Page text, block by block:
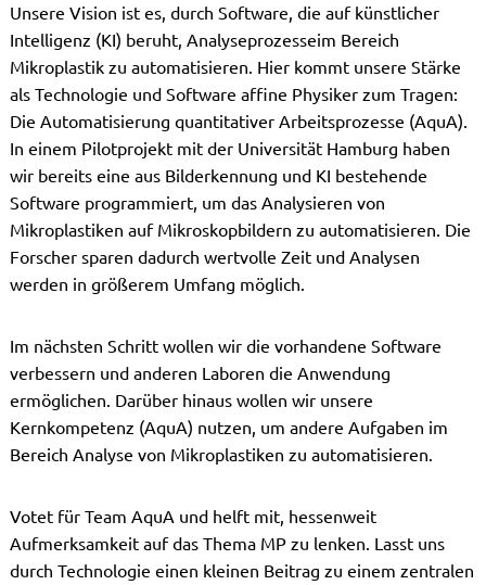
Unsere Vision ist es, durch Software, die auf künstlicher
Intelligenz (KI) beruht, Analyseprozesseim Bereich
Mikroplastik zu automatisieren. Hier kommt unsere Stärke
als Technologie und Software affine Physiker zum Tragen:
Die Automatisierung quantitativer Arbeitsprozesse (AquA).
In einem Pilotprojekt mit der Universität Hamburg haben
wir bereits eine aus Bilderkennung und KI bestehende
Software programmiert, um das Analysieren von
Mikroplastiken auf Mikroskopbildern zu automatisieren. Die
Forscher sparen dadurch wertvolle Zeit und Analysen
werden in größerem Umfang möglich.
Im nächsten Schritt wollen wir die vorhandene Software
verbessern und anderen Laboren die Anwendung
ermöglichen. Darüber hinaus wollen wir unsere
Kernkompetenz (AquA) nutzen, um andere Aufgaben im
Bereich Analyse von Mikroplastiken zu automatisieren.
Votet für Team AquA und helft mit, hessenweit
Aufmerksamkeit auf das Thema MP zu lenken. Lasst uns
durch Technologie einen kleinen Beitrag zu einem zentralen